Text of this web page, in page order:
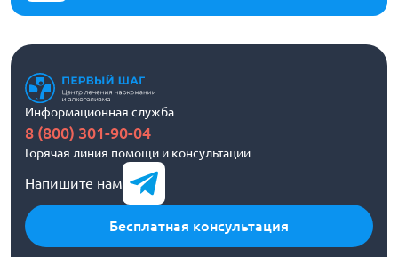
Информационная служба
8 (800) 301-90-04
Горячая линия помощи и консультации
Напишите нам
Бесплатная консультация